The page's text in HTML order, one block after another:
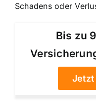
Schadens oder
Bis zu
Jetzt